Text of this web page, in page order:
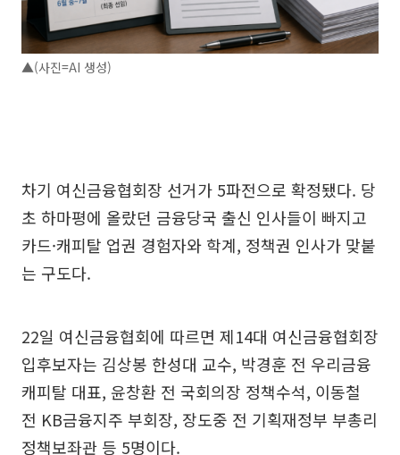
▲(사진=AI 생성)
차기 여신금융협회장 선거가 5파전으로 확정됐다. 당
초 하마평에 올랐던 금융당국 출신 인사들이 빠지고
카드·캐피탈 업권 경험자와 학계, 정책권 인사가 맞붙
는 구도다.
22일 여신금융협회에 따르면 제14대 여신금융협회장
입후보자는 김상봉 한성대 교수, 박경훈 전 우리금융
캐피탈 대표, 윤창환 전 국회의장 정책수석, 이동철
전 KB금융지주 부회장, 장도중 전 기획재정부 부총리
정책보좌관 등 5명이다.